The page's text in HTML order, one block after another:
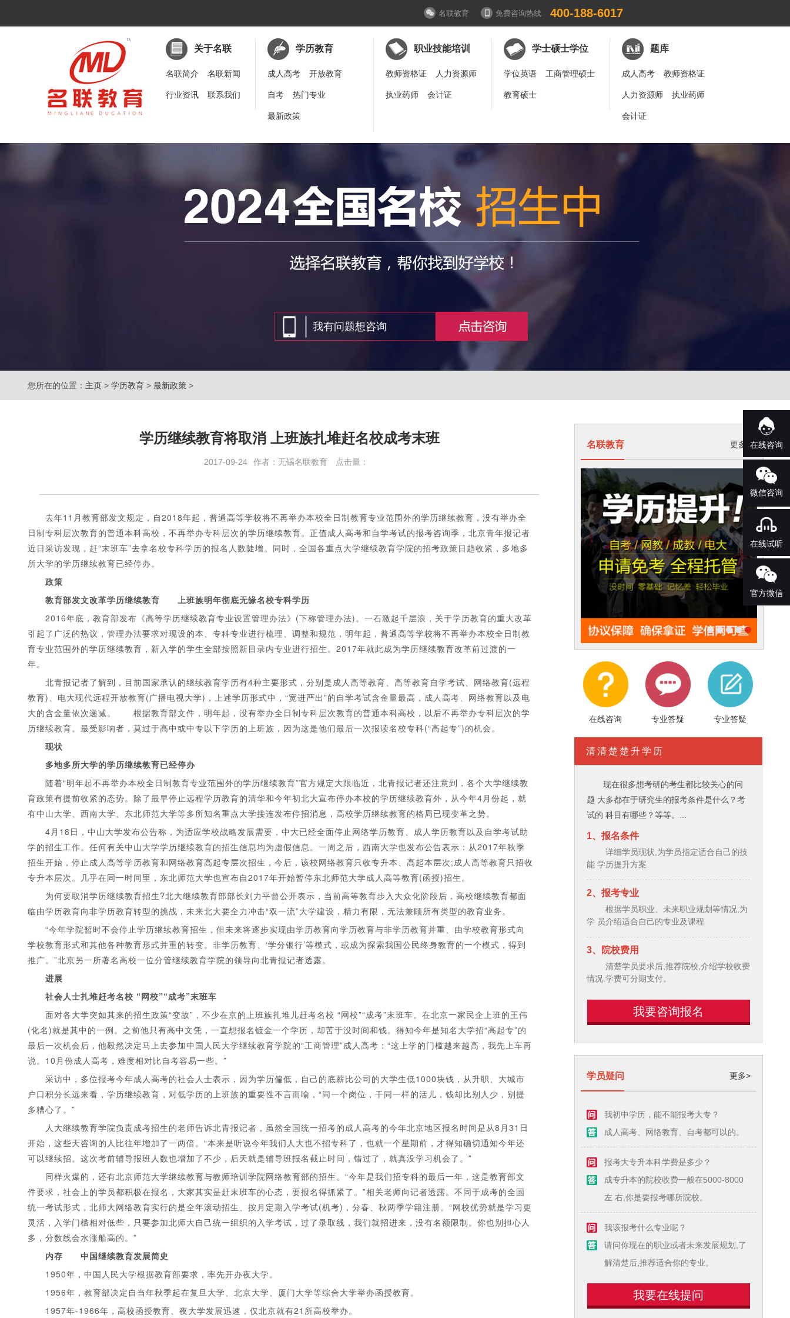
名联教育 免费咨询热线 400-188-6017
关于名联
名联简介 名联新闻
行业资讯 联系我们
学历教育
成人高考 开放教育
自考 热门专业
最新政策
职业技能培训
教师资格证 人力资源师
执业药师 会计证
学士硕士学位
学位英语 工商管理硕士
教育硕士
题库
成人高考 教师资格证
人力资源师 执业药师
会计证
您所在的位置： 主页 > 学历教育 > 最新政策 >
学历继续教育将取消 上班族扎堆赶名校成考末班
2017-09-24 作者：无锡名联教育 点击量：
去年11月教育部发文规定，自2018年起，普通高等学校将不再举办本校全日制教育专业范围外的学历继续教育，没有举办全
日制专科层次教育的普通本科高校，不再举办专科层次的学历继续教育。正值成人高考和自学考试的报考咨询季，北京青年报记者
近日采访发现，赶“末班车”去拿名校专科学历的报名人数陡增。同时，全国各重点大学继续教育学院的招考政策日趋收紧，多地多
所大学的学历继续教育已经停办。
政策
教育部发文改革学历继续教育 上班族明年彻底无缘名校专科学历
2016年底，教育部发布《高等学历继续教育专业设置管理办法》(下称管理办法)。一石激起千层浪，关于学历教育的重大改革
引起了广泛的热议，管理办法要求对现设的本、专科专业进行梳理、调整和规范，明年起，普通高等学校将不再举办本校全日制教
育专业范围外的学历继续教育，新入学的学生全部按照新目录内专业进行招生。2017年就此成为学历继续教育改革前过渡的一
年。
北青报记者了解到，目前国家承认的继续教育学历有4种主要形式，分别是成人高等教育、高等教育自学考试、网络教育(远程
教育)、电大现代远程开放教育(广播电视大学)，上述学历形式中，“宽进严出”的自学考试含金量最高，成人高考、网络教育以及电
大的含金量依次递减。 根据教育部文件，明年起，没有举办全日制专科层次教育的普通本科高校，以后不再举办专科层次的学
历继续教育。最受影响者，莫过于高中或中专以下学历的上班族，因为这是他们最后一次报读名校专科(“高起专”)的机会。
现状
多地多所大学的学历继续教育已经停办
随着“明年起不再举办本校全日制教育专业范围外的学历继续教育”官方规定大限临近，北青报记者还注意到，各个大学继续教
育政策有提前收紧的态势。除了最早停止远程学历教育的清华和今年初北大宣布停办本校的学历继续教育外，从今年4月份起，就
有中山大学、西南大学、东北师范大学等多所知名重点大学接连发布停招消息，高校学历继续教育的格局已现变革之势。
4月18日，中山大学发布公告称，为适应学校战略发展需要，中大已经全面停止网络学历教育、成人学历教育以及自学考试助
学的招生工作。任何有关中山大学学历继续教育的招生信息均为虚假信息。一周之后，西南大学也发布公告表示：从2017年秋季
招生开始，停止成人高等学历教育和网络教育高起专层次招生，今后，该校网络教育只收专升本、高起本层次;成人高等教育只招收
专升本层次。几乎在同一时间里，东北师范大学也宣布自2017年开始暂停东北师范大学成人高等教育(函授)招生。
为何要取消学历继续教育招生?北大继续教育部部长刘力平曾公开表示，当前高等教育步入大众化阶段后，高校继续教育都面
临由学历教育向非学历教育转型的挑战，未来北大要全力冲击“双一流”大学建设，精力有限，无法兼顾所有类型的教育业务。
“今年学院暂时不会停止学历继续教育招生，但未来将逐步实现由学历教育向学历教育与非学历教育并重、由学校教育形式向
学校教育形式和其他各种教育形式并重的转变。非学历教育、‘学分银行’等模式，或成为探索我国公民终身教育的一个模式，得到
推广。”北京另一所著名高校一位分管继续教育学院的领导向北青报记者透露。
进展
社会人士扎堆赶考名校 “网校”“成考”末班车
面对各大学突如其来的招生政策“变故”，不少在京的上班族扎堆儿赶考名校 “网校”“成考”末班车。在北京一家民企上班的王伟
(化名)就是其中的一例。之前他只有高中文凭，一直想报名镀金一个学历，却苦于没时间和钱。得知今年是知名大学招“高起专”的
最后一次机会后，他毅然决定马上去参加中国人民大学继续教育学院的“工商管理”成人高考：“这上学的门槛越来越高，我先上车再
说。10月份成人高考，难度相对比自考容易一些。”
采访中，多位报考今年成人高考的社会人士表示，因为学历偏低，自己的底薪比公司的大学生低1000块钱，从升职、大城市
户口积分长远来看，学历继续教育，对低学历的上班族的重要性不言而喻，“同一个岗位，干同一样的活儿，钱却比别人少，别提
多糟心了。”
人大继续教育学院负责成考招生的老师告诉北青报记者，虽然全国统一招考的成人高考的今年北京地区报名时间是从8月31日
开始，这些天咨询的人比往年增加了一两倍。“本来是听说今年我们人大也不招专科了，也就一个星期前，才得知确切通知今年还
可以继续招。这次考前辅导报班人数也增加了不少，后天就是辅导班报名截止时间，错过了，就真没学习机会了。”
同样火爆的，还有北京师范大学继续教育与教师培训学院网络教育部的招生。“今年是我们招专科的最后一年，这是教育部文
件要求，社会上的学员都积极在报名，大家其实是赶末班车的心态，要报名得抓紧了。”相关老师向记者透露。不同于成考的全国
统一考试形式，北师大网络教育实行的是全年滚动招生、按月定期入学考试(机考)，分春、秋两季学籍注册。“网校优势就是学习更
灵活，入学门槛相对低些，只要参加北师大自己统一组织的入学考试，过了录取线，我们就招进来，没有名额限制。你也别担心人
多，分数线会水涨船高的。”
内存 中国继续教育发展简史
1950年，中国人民大学根据教育部要求，率先开办夜大学。
1956年，教育部决定自当年秋季起在复旦大学、北京大学、厦门大学等综合大学举办函授教育。
1957年-1966年，高校函授教育、夜大学发展迅速，仅北京就有21所高校举办。
名联教育 更多>
1 2 3 4 5
在线咨询 专业答疑 专业答疑
清清楚楚升学历
现在很多想考研的考生都比较关心的问
题 大多都在于研究生的报考条件是什么？考
试的 科目有哪些？等等。...
1、报名条件
详细学员现状,为学员指定适合自己的技
能 学历提升方案
2、报考专业
根据学员职业、未来职业规划等情况,为
学 员介绍适合自己的专业及课程
3、院校费用
清楚学员要求后,推荐院校,介绍学校收费
情况.学费可分期支付。
我要咨询报名
学员疑问 更多>
我初中学历，能不能报考大专？
成人高考、网络教育、自考都可以的。
报考大专升本科学费是多少？
成专升本的院校收费一般在5000-8000
左 右,你是要报考哪所院校。
我该报考什么专业呢？
请问你现在的职业或者未来发展规划,了
解清楚后,推荐适合你的专业。
我要在线提问
在线咨询
微信咨询
在线试听
官方微信